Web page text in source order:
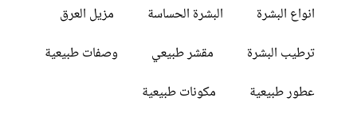
انواع البشرة
البشرة الحساسة
مزيل العرق
ترطيب البشرة
مقشر طبيعي
وصفات طبيعية
عطور طبيعية
مكونات طبيعية